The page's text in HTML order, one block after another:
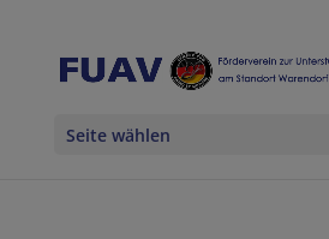
Seite wählen